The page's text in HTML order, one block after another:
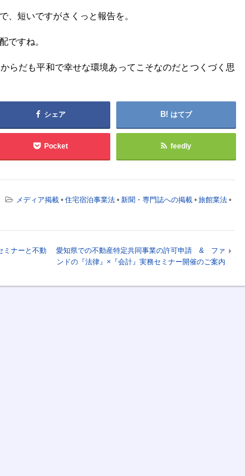
、短いですがさくっと報告を。
ですね。
らだも平和で幸せな環境あってこそなのだとつくづく思
シェア はてブ
Pocket feedly
メディア掲載 • 住宅宿泊事業法 • 新聞・専門誌への掲載 • 旅館業法 •
ミナーと不動
愛知県での不動産特定共同事業の許可申請 & ファ
ンドの『法律』×『会計』実務セミナー開催のご案内